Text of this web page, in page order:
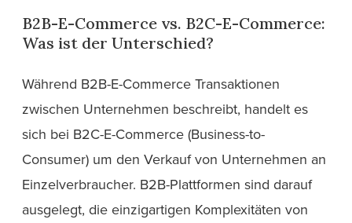
B2B-E-Commerce vs. B2C-E-Commerce:
Was ist der Unterschied?
Während B2B-E-Commerce Transaktionen
zwischen Unternehmen beschreibt, handelt es
sich bei B2C-E-Commerce (Business-to-
Consumer) um den Verkauf von Unternehmen an
Einzelverbraucher. B2B-Plattformen sind darauf
ausgelegt, die einzigartigen Komplexitäten von